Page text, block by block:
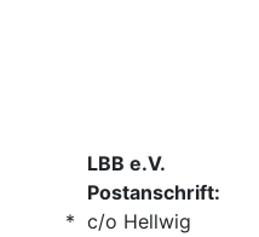
*
LBB e.V.
Postanschrift:
c/o Hellwig